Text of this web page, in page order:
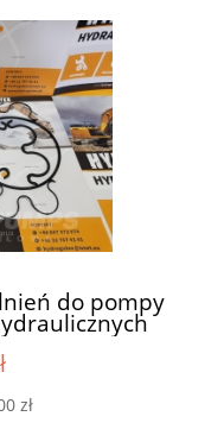
do pompy
zł